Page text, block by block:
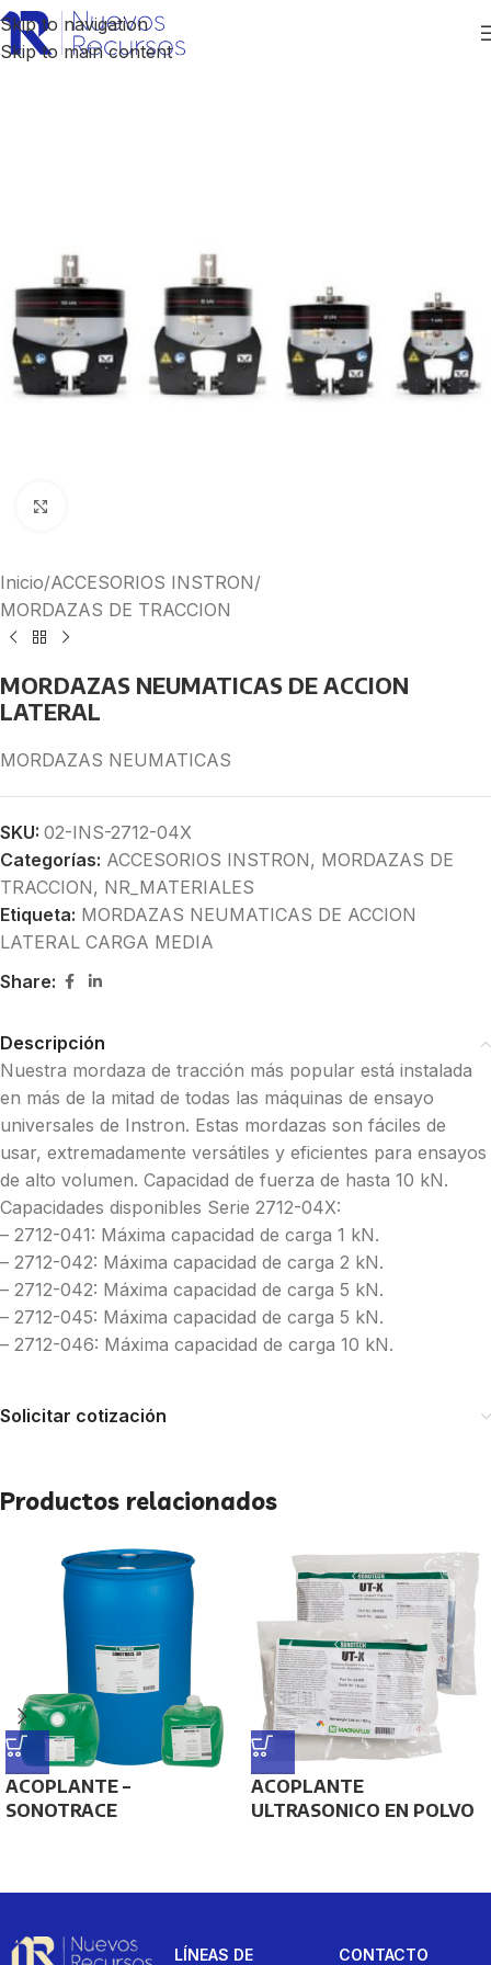
Skip to navigation
Skip to main content
Inicio/ACCESORIOS INSTRON/
MORDAZAS DE TRACCION
MORDAZAS NEUMATICAS DE ACCION
LATERAL
MORDAZAS NEUMATICAS
SKU: 02-INS-2712-04X
Categorías: ACCESORIOS INSTRON, MORDAZAS DE
TRACCION, NR_MATERIALES
Etiqueta: MORDAZAS NEUMATICAS DE ACCION
LATERAL CARGA MEDIA
Share:
Descripción
Nuestra mordaza de tracción más popular está instalada
en más de la mitad de todas las máquinas de ensayo
universales de Instron. Estas mordazas son fáciles de
usar, extremadamente versátiles y eficientes para ensayos
de alto volumen. Capacidad de fuerza de hasta 10 kN.
Capacidades disponibles Serie 2712-04X:
– 2712-041: Máxima capacidad de carga 1 kN.
– 2712-042: Máxima capacidad de carga 2 kN.
– 2712-042: Máxima capacidad de carga 5 kN.
– 2712-045: Máxima capacidad de carga 5 kN.
– 2712-046: Máxima capacidad de carga 10 kN.
Solicitar cotización
Productos relacionados
ACOPLANTE –
SONOTRACE
ACOPLANTE
ULTRASONICO EN POLVO
LÍNEAS DE CONTACTO